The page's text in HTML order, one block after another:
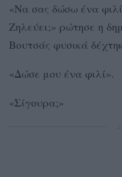
«Να σας δώσω ένα
Ζηλεύει;» ρώτησε η
Βουτσάς φυσικά
«Δώσε μου ένα φιλί».
«Σίγουρα;»